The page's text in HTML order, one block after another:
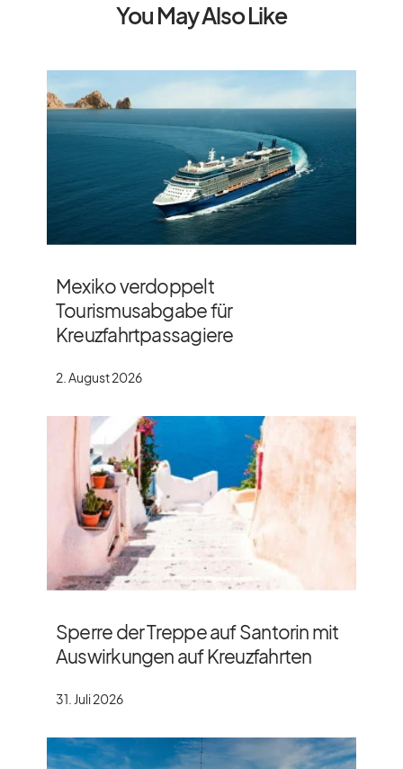
You May Also Like
Mexiko verdoppelt
Tourismusabgabe für
Kreuzfahrtpassagiere
2. August 2026
Sperre der Treppe auf Santorin mit
Auswirkungen auf Kreuzfahrten
31. Juli 2026